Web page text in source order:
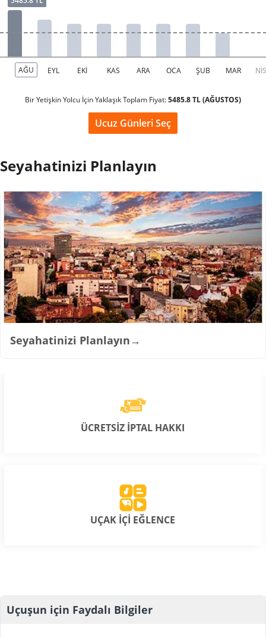
Bir Yetişkin Yolcu İçin Yaklaşık Toplam Fiyat:5485.8 TL (AĞUSTOS)
Ucuz Günleri Seç
Seyahatinizi Planlayın
Seyahatinizi Planlayın→
ÜCRETSİZ İPTAL HAKKI
UÇAK İÇİ EĞLENCE
Uçuşun için Faydalı Bilgiler